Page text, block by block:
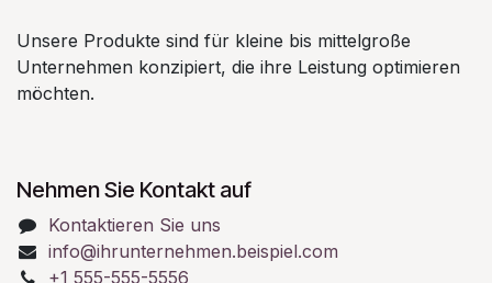
Unsere Produkte sind für kleine bis mittelgroße
Unternehmen konzipiert, die ihre Leistung optimieren
möchten.
Nehmen Sie Kontakt auf
Kontaktieren Sie uns
info@ihrunternehmen.beispiel.com
+1 555-555-5556